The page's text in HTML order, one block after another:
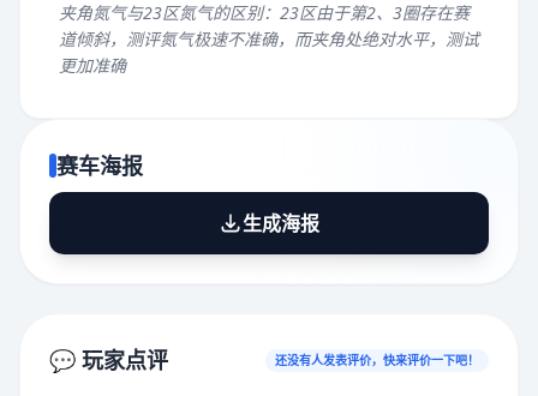
夹角氮气与23区氮气的区别：23区由于第2、3圈存在赛
道倾斜，测评氮气极速不准确，而夹角处绝对水平，测试
更加准确
赛车海报
生成海报
💬 玩家点评 还没有人发表评价，快来评价一下吧！